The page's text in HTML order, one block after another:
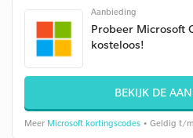
Aanbieding
Probeer Microsoft
kosteloos!
BEKIJK DE
Meer Microsoft kortingscodes • Geldig t/